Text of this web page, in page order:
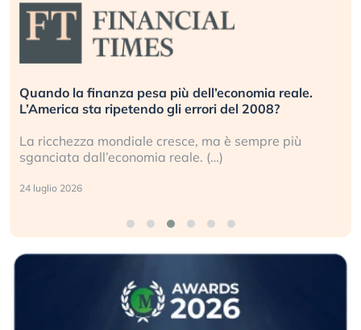
Quando la finanza pesa più dell’economia reale.
L’America sta ripetendo gli errori del 2008?
La ricchezza mondiale cresce, ma è sempre più
sganciata dall’economia reale. (…)
24 luglio 2026